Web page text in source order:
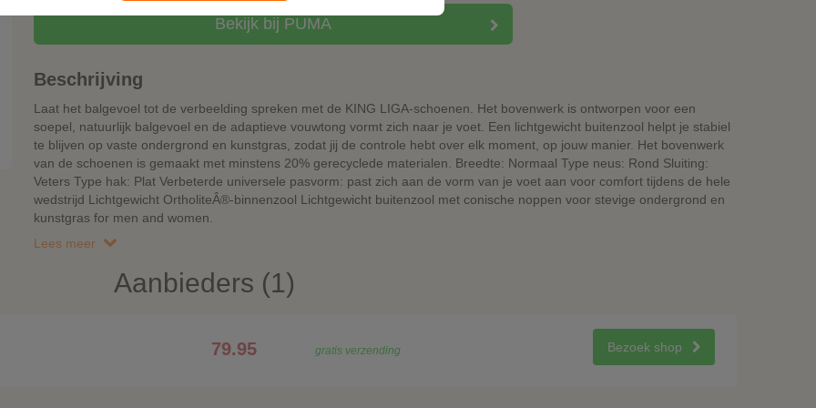
Bekijk bij PUMA
Beschrijving
Laat het balgevoel tot de verbeelding spreken met de KING LIGA-schoenen. Het bovenwerk is ontworpen voor een
soepel, natuurlijk balgevoel en de adaptieve vouwtong vormt zich naar je voet. Een lichtgewicht buitenzool helpt je stabiel
te blijven op vaste ondergrond en kunstgras, zodat jij de controle hebt over elk moment, op jouw manier. Het bovenwerk
van de schoenen is gemaakt met minstens 20% gerecyclede materialen. Breedte: Normaal Type neus: Rond Sluiting:
Veters Type hak: Plat Verbeterde universele pasvorm: past zich aan de vorm van je voet aan voor comfort tijdens de hele
wedstrijd Lichtgewicht OrtholiteÂ®-binnenzool Lichtgewicht buitenzool met conische noppen voor stevige ondergrond en
kunstgras for men and women.
Lees meer
Aanbieders (1)
79.95 gratis verzending Bezoek shop